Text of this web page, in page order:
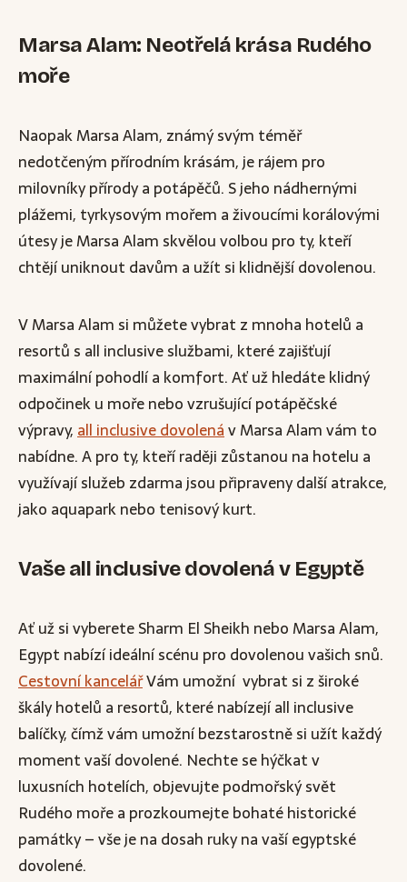
Marsa Alam: Neotřelá krása Rudého
moře
Naopak Marsa Alam, známý svým téměř
nedotčeným přírodním krásám, je rájem pro
milovníky přírody a potápěčů. S jeho nádhernými
plážemi, tyrkysovým mořem a živoucími korálovými
útesy je Marsa Alam skvělou volbou pro ty, kteří
chtějí uniknout davům a užít si klidnější dovolenou.
V Marsa Alam si můžete vybrat z mnoha hotelů a
resortů s all inclusive službami, které zajišťují
maximální pohodlí a komfort. Ať už hledáte klidný
odpočinek u moře nebo vzrušující potápěčské
výpravy,all inclusive dovolenáv Marsa Alam vám to
nabídne. A pro ty, kteří raději zůstanou na hotelu a
využívají služeb zdarma jsou připraveny další atrakce,
jako aquapark nebo tenisový kurt.
Vaše all inclusive dovolená v Egyptě
Ať už si vyberete Sharm El Sheikh nebo Marsa Alam,
Egypt nabízí ideální scénu pro dovolenou vašich snů.
Cestovní kancelářVám umožní vybrat si z široké
škály hotelů a resortů, které nabízejí all inclusive
balíčky, čímž vám umožní bezstarostně si užít každý
moment vaší dovolené. Nechte se hýčkat v
luxusních hotelích, objevujte podmořský svět
Rudého moře a prozkoumejte bohaté historické
památky – vše je na dosah ruky na vaší egyptské
dovolené.